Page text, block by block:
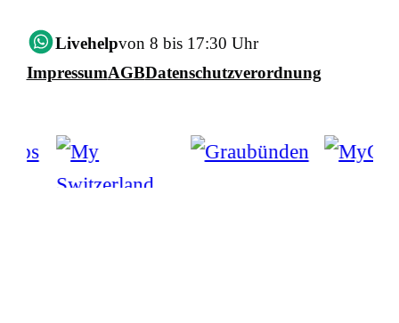
Livehelpvon 8 bis 17:30 Uhr
ImpressumAGBDatenschutzverordnung